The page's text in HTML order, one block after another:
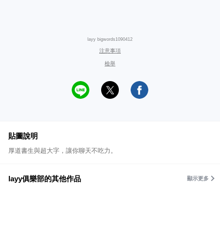
layy bigwords1090412
注意事項
檢舉
貼圖說明
厚道書生與超大字，讓你聊天不吃力。
layy俱樂部的其他作品 顯示更多